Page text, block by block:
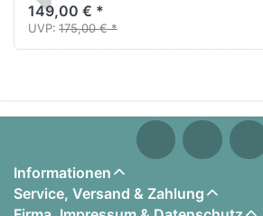
149,00 € *
UVP: 175,00 € *
Informationen
Service, Versand & Zahlung